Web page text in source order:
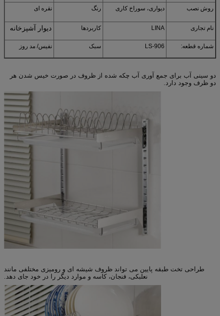
روش نصب دیواری، سوراخ کاری رنگ نقره ای
نام تجاری کاربردها دیوار آشپزخانه
شماره قطعه: سبک نفیس/ مد روز
دو سینی آب برای جمع آوری آب چکه شده از ظروف در صورت خیس شدن هر
دو ظرف وجود دارد.
طراحی تخت طبقه پایین می تواند ظروف شیشه ای و رومیزی مختلفی مانند
نعلبکی، فنجان، کاسه و موارد دیگر را در خود جای دهد.